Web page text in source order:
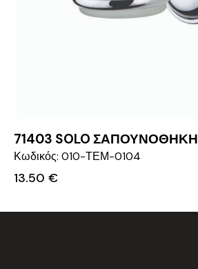
71403 SOLO ΣΑΠΟΥΝΟΘΗΚΗ
Κωδικός: 010-ΤΕΜ-0104
13.50 €